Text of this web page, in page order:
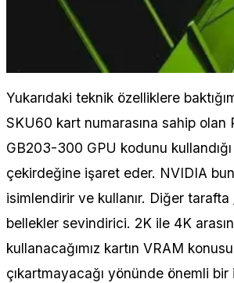
Yukarıdaki teknik özelliklere
SKU60 kart numarasına sahip olan
GB203-300 GPU kodunu
çekirdeğine işaret eder. NVIDIA
isimlendirir ve kullanır. Diğer tarafta
bellekler sevindirici. 2K ile 4K
kullanacağımız kartın VRAM
çıkartmayacağı yönünde önemli